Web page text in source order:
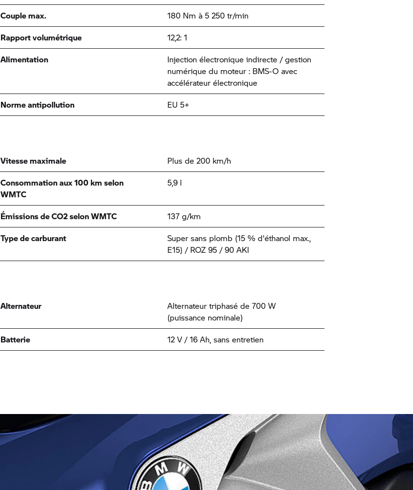
Couple max.
180 Nm à 5 250 tr/min
Rapport volumétrique
12,2: 1
Alimentation
Injection électronique indirecte / gestion
numérique du moteur : BMS-O avec
accélérateur électronique
Norme antipollution
EU 5+
Vitesse maximale
Plus de 200 km/h
Consommation aux 100 km selon
WMTC
5,9 l
Émissions de CO2 selon WMTC
137 g/km
Type de carburant
Super sans plomb (15 % d'éthanol max.,
E15) / ROZ 95 / 90 AKI
Alternateur
Alternateur triphasé de 700 W
(puissance nominale)
Batterie
12 V / 16 Ah, sans entretien